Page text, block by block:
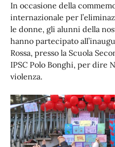
In occasione della
internazionale per
le donne, gli alunni della
hanno partecipato
Rossa, presso la Scuola
IPSC Polo Bonghi, per dire
violenza.